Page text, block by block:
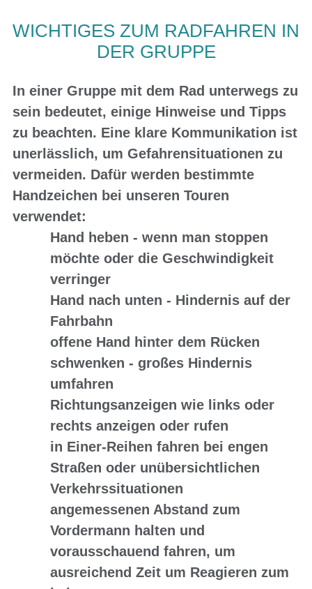
WICHTIGES ZUM RADFAHREN IN
DER GRUPPE
In einer Gruppe mit dem Rad unterwegs zu
sein bedeutet, einige Hinweise und Tipps
zu beachten. Eine klare Kommunikation ist
unerlässlich, um Gefahrensituationen zu
vermeiden. Dafür werden bestimmte
Handzeichen bei unseren Touren
verwendet:
Hand heben - wenn man stoppen
möchte oder die Geschwindigkeit
verringer
Hand nach unten - Hindernis auf der
Fahrbahn
offene Hand hinter dem Rücken
schwenken - großes Hindernis
umfahren
Richtungsanzeigen wie links oder
rechts anzeigen oder rufen
in Einer-Reihen fahren bei engen
Straßen oder unübersichtlichen
Verkehrssituationen
angemessenen Abstand zum
Vordermann halten und
vorausschauend fahren, um
ausreichend Zeit um Reagieren zum